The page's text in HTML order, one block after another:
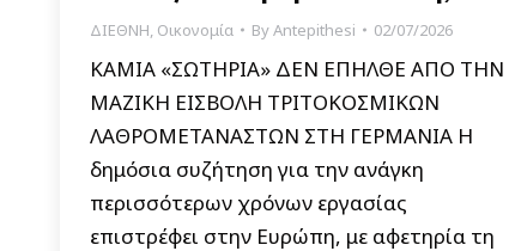
ΔΙΕΘΝΗ, Οικονομία ByAntepithesi 02/07/2026
ΚΑΜΙΑ «ΣΩΤΗΡΙΑ» ΔΕΝ ΕΠΗΛΘΕ ΑΠΟ ΤΗΝ
ΜΑΖΙΚΗ ΕΙΣΒΟΛΗ ΤΡΙΤΟΚΟΣΜΙΚΩΝ
ΛΑΘΡΟΜΕΤΑΝΑΣΤΩΝ ΣΤΗ ΓΕΡΜΑΝΙΑ Η
δημόσια συζήτηση για την ανάγκη
περισσότερων χρόνων εργασίας
επιστρέφει στην Ευρώπη, με αφετηρία τη